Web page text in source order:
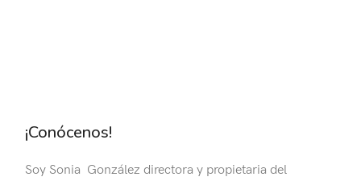
¡Conócenos!
Soy Sonia González directora y propietaria del